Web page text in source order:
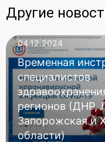
Другие
04.12.2024
Временная
специалистов
регионов (ДНР,
Запорожская и
области)